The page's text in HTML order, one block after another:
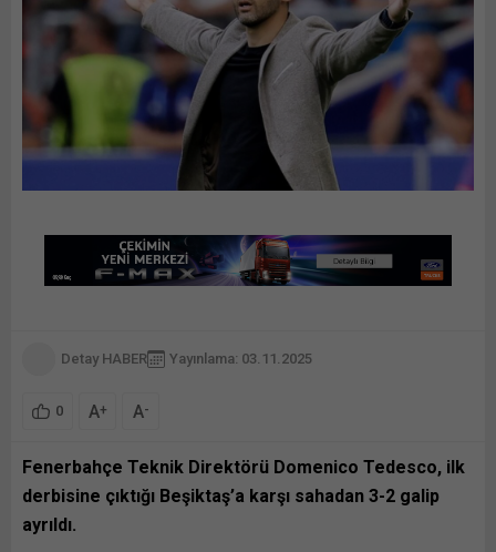
Detay HABER Yayınlama: 03.11.2025
0 A+ A-
Fenerbahçe Teknik Direktörü Domenico Tedesco, ilk
derbisine çıktığı Beşiktaş’a karşı sahadan 3-2 galip
ayrıldı.